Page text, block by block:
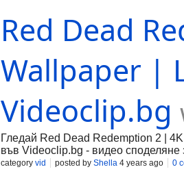
Red Dead
Wallpaper |
Videoclip.bg
Гледай Red Dead Redemption 2 |
във Videoclip.bg - видео споделяне
category vid posted by Shella 4 years ago 0